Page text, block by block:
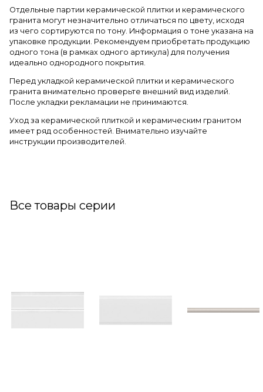
Отдельные партии керамической плитки и керамического
гранита могут незначительно отличаться по цвету, исходя
из чего сортируются по тону. Информация о тоне указана на
упаковке продукции. Рекомендуем приобретать продукцию
одного тона (в рамках одного артикула) для получения
идеально однородного покрытия.
Перед укладкой керамической плитки и керамического
гранита внимательно проверьте внешний вид изделий.
После укладки рекламации не принимаются.
Уход за керамической плиткой и керамическим гранитом
имеет ряд особенностей. Внимательно изучайте
инструкции производителей.
Все товары серии